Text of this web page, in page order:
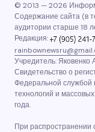
© 2013 — 2026
Содержание сайта (в
аудитории старше 18
Редакция:
Учредитель:
Свидетельство о
Федеральной службой
технологий и
года.
При